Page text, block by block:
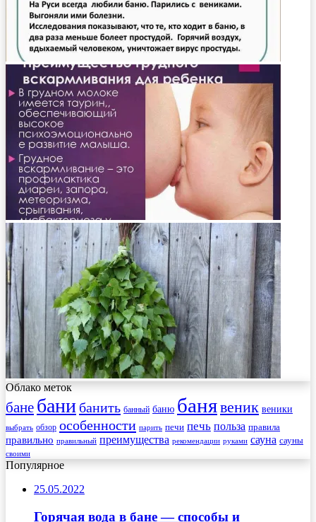
Облако меток
бане бани банить банный баню банявеник веники
выбрать обзор особенности парить печи печь польза правила
правильно правильный преимущества рекомендации руками сауна сауны
своими
Популярное
25.05.2022
Горячая вода в бане — способы и